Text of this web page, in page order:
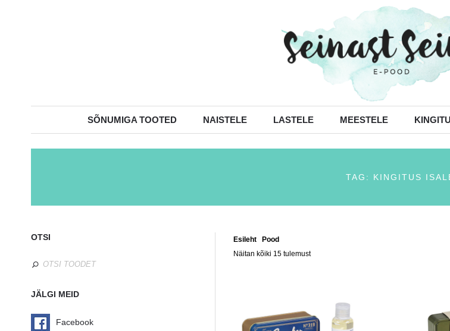
SÕNUMIGA TOOTED NAISTELE LASTELE MEESTELE
TAG: KINGITUS
Esileht /Pood
Näitan kõiki 15 tulemust
OTSI
JÄLGI MEID
Facebook